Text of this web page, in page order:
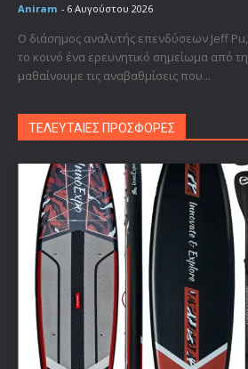
Aniram - 6 Αυγούστου 2026
Ο διάσημος αναλυτής επενδύσεων Jeff
το κοινό ένα ερευνητικό σημείωμα από
μαθαίνουμε τις αναβαθμίσεις που...
ΤΕΛΕΥΤΑΙΕΣ ΠΡΟΣΦΟΡΕΣ